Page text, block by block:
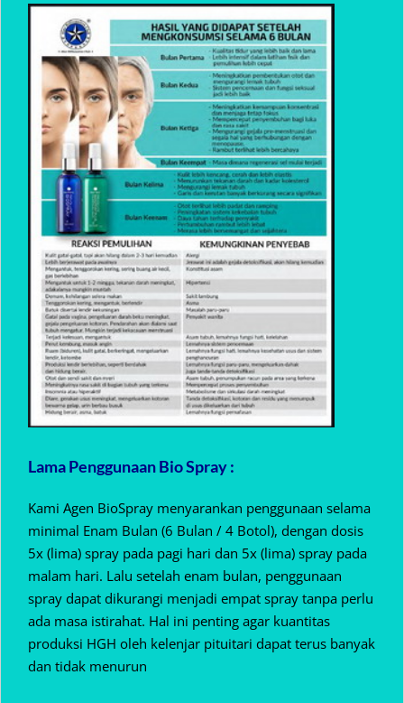
Lama Penggunaan Bio Spray :
Kami Agen BioSpray menyarankan penggunaan selama
minimal Enam Bulan (6 Bulan / 4 Botol), dengan dosis
5x (lima) spray pada pagi hari dan 5x (lima) spray pada
malam hari. Lalu setelah enam bulan, penggunaan
spray dapat dikurangi menjadi empat spray tanpa perlu
ada masa istirahat. Hal ini penting agar kuantitas
produksi HGH oleh kelenjar pituitari dapat terus banyak
dan tidak menurun